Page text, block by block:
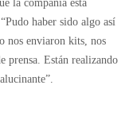
la compañía está
haber sido algo así
nos enviaron kits, nos
prensa. Están realizando